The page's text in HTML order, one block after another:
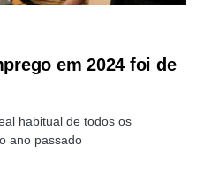
em 2024 foi de
habitual de todos os
ano passado